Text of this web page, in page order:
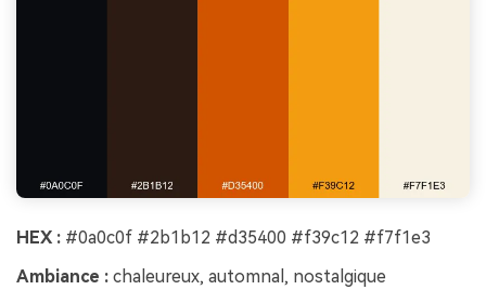
HEX : #0a0c0f #2b1b12 #d35400 #f39c12 #f7f1e3
Ambiance : chaleureux, automnal, nostalgique